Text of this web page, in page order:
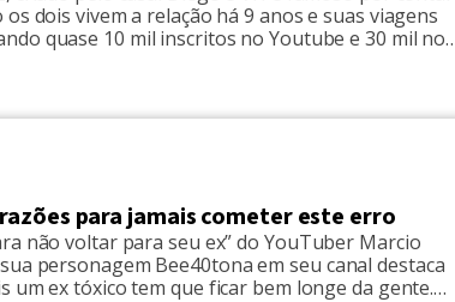
dois vivem a relação há 9 anos e suas viagens
quase 10 mil inscritos no Youtube e 30 mil no
para jamais cometer este erro
não voltar para seu ex” do YouTuber Marcio
personagem Bee40tona em seu canal destaca
um ex tóxico tem que ficar bem longe da gente.